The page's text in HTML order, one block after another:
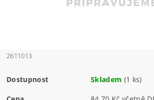
2611013
Dostupnost Skladem (1 ks)